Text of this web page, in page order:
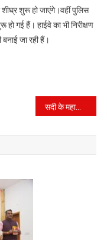
शीघ्र शुरू हो जाएंगे।वहीं पुलिस
गई हैं। हाईवे का भी निरीक्षण
जा रही हैं।
सदी के महानायक अमिताभ बच्चन शूटिंग के लिए पहुंचे जौलीग्रांट